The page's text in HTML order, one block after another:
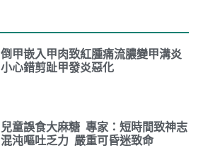
倒甲嵌入甲肉致紅腫痛流膿變甲溝炎
小心錯剪趾甲發炎惡化
兒童誤食大麻糖 專家：短時間致神志
混沌嘔吐乏力 嚴重可昏迷致命